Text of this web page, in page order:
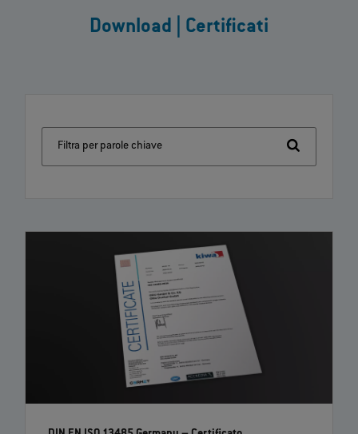
Download | Certificati
Filtra per parole chiave